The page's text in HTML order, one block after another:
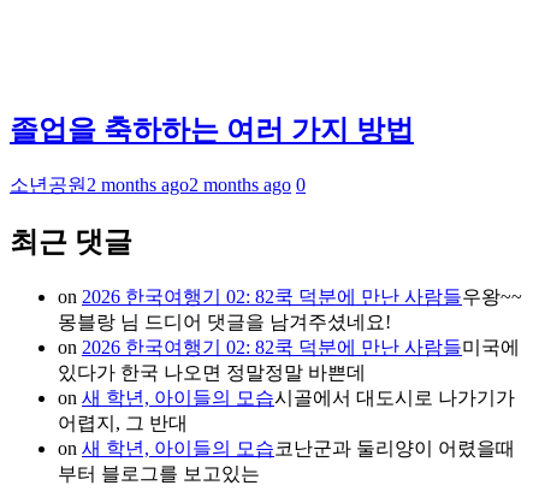
졸업을 축하하는 여러 가지 방법
소년공원 2 months ago2 months ago 0
최근 댓글
on 2026 한국여행기 02: 82쿡 덕분에 만난 사람들우왕~~
몽블랑 님 드디어 댓글을 남겨주셨네요!
on 2026 한국여행기 02: 82쿡 덕분에 만난 사람들미국에
있다가 한국 나오면 정말정말 바쁜데
on 새 학년, 아이들의 모습시골에서 대도시로 나가기가
어렵지, 그 반대
on 새 학년, 아이들의 모습코난군과 둘리양이 어렸을때
부터 블로그를 보고있는